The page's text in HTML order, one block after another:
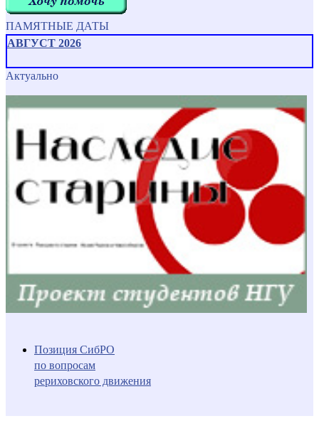
ПАМЯТНЫЕ ДАТЫ
АВГУСТ 2026
Актуально
Позиция СибРО
по вопросам
рериховского движения